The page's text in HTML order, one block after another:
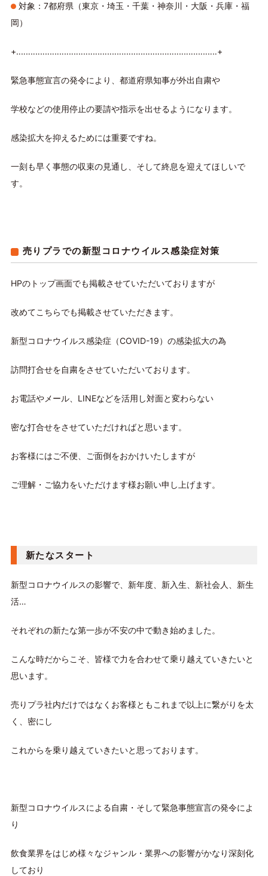
対象：7都府県（東京・埼玉・千葉・神奈川・大阪・兵庫・福
岡）
+‥‥‥‥‥‥‥‥‥‥‥‥‥‥‥‥‥‥‥‥‥‥‥‥‥‥‥‥‥‥‥‥‥‥‥‥‥‥‥‥‥‥+
緊急事態宣言の発令により、都道府県知事が外出自粛や
学校などの使用停止の要請や指示を出せるようになります。
感染拡大を抑えるためには重要ですね。
一刻も早く事態の収束の見通し、そして終息を迎えてほしいで
す。
売りプラでの新型コロナウイルス感染症対策
HPのトップ画面でも掲載させていただいておりますが
改めてこちらでも掲載させていただきます。
新型コロナウイルス感染症（COVID-19）の感染拡大の為
訪問打合せを自粛をさせていただいております。
お電話やメール、LINEなどを活用し対面と変わらない
密な打合せをさせていただければと思います。
お客様にはご不便、ご面倒をおかけいたしますが
ご理解・ご協力をいただけます様お願い申し上げます。
新たなスタート
新型コロナウイルスの影響で、新年度、新入生、新社会人、新生
活…
それぞれの新たな第一歩が不安の中で動き始めました。
こんな時だからこそ、皆様で力を合わせて乗り越えていきたいと
思います。
売りプラ社内だけではなくお客様ともこれまで以上に繋がりを太
く、密にし
これからを乗り越えていきたいと思っております。
新型コロナウイルスによる自粛・そして緊急事態宣言の発令によ
り
飲食業界をはじめ様々なジャンル・業界への影響がかなり深刻化
しており